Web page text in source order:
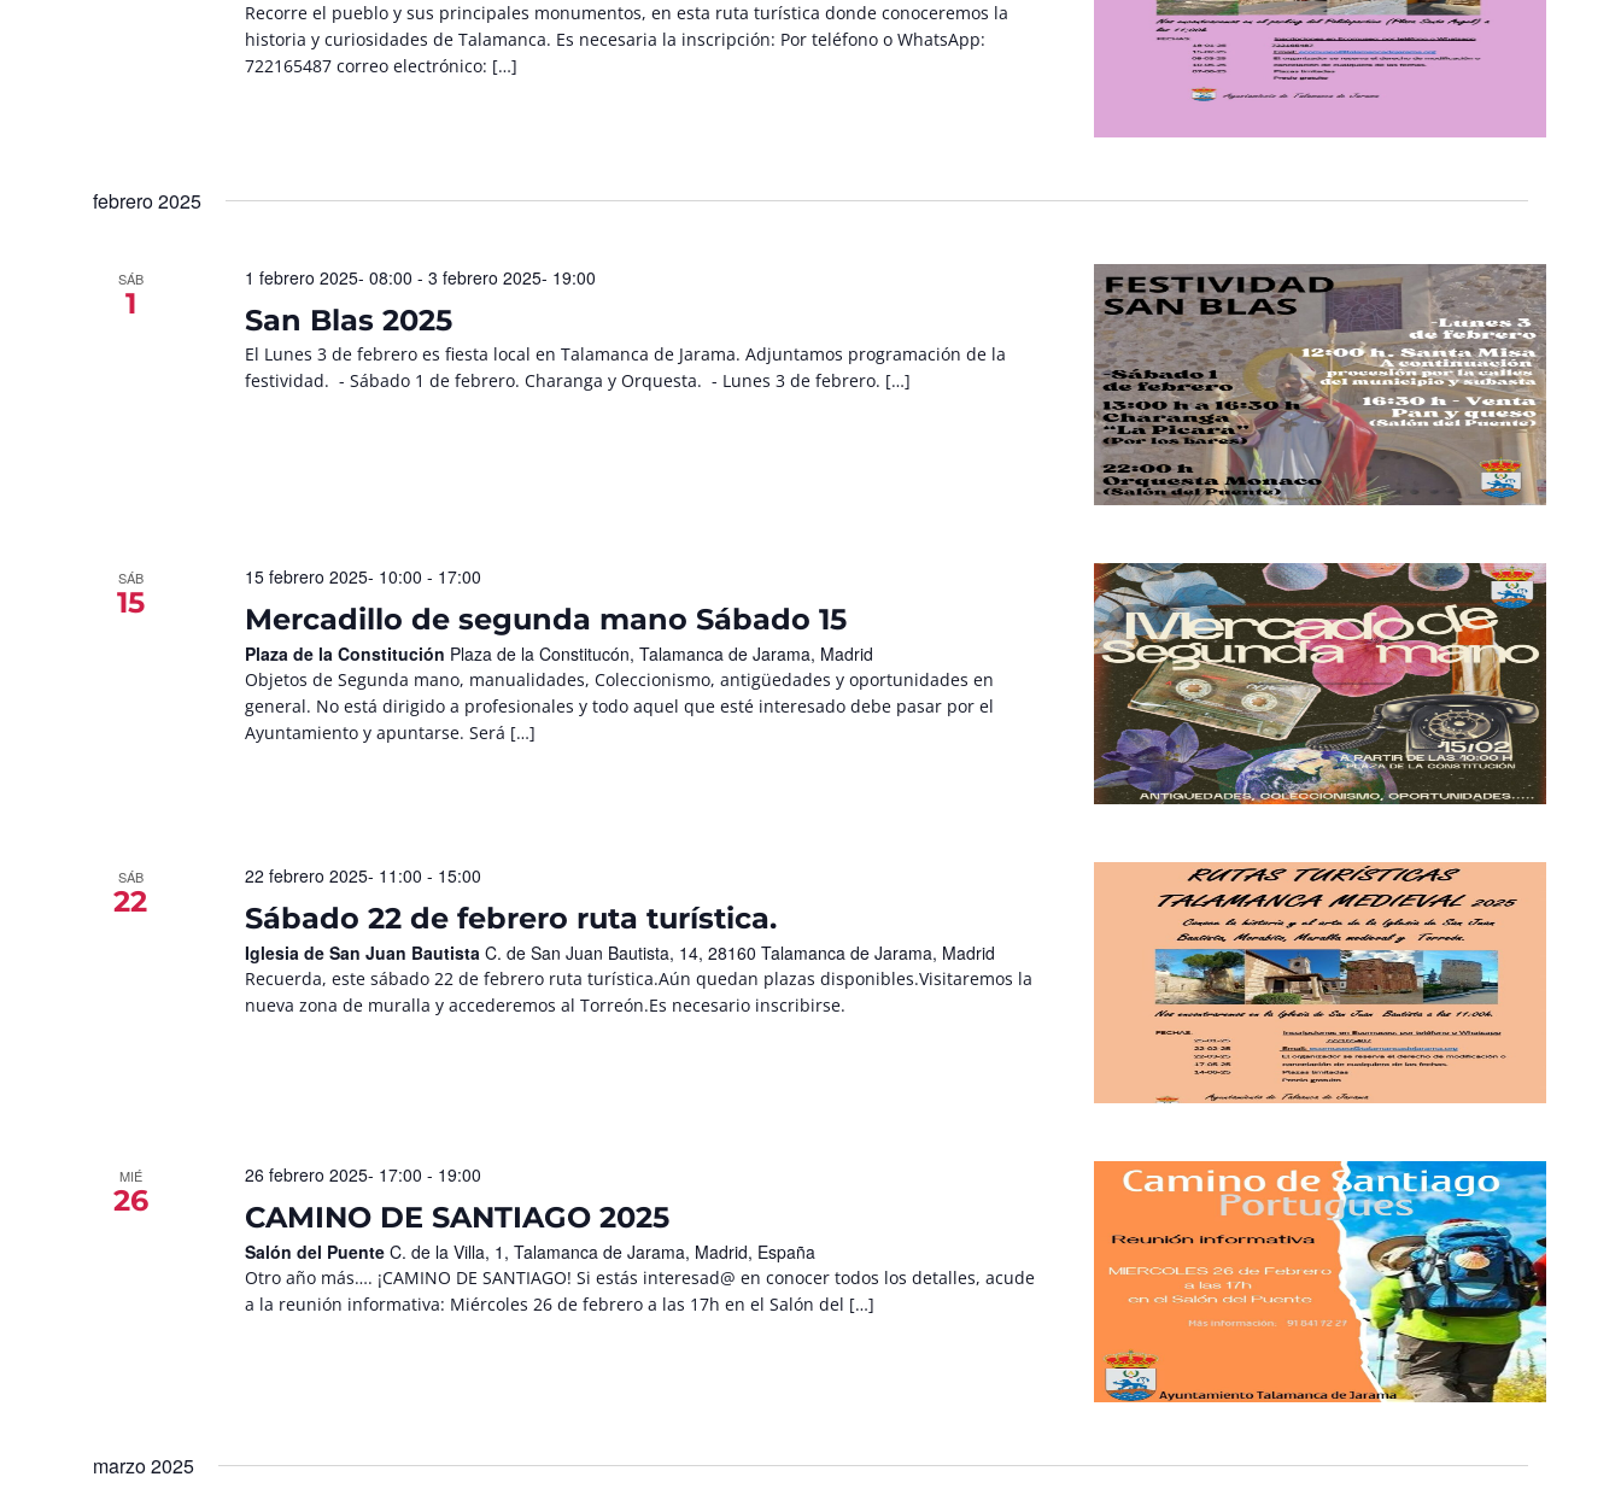
Recorre el pueblo y sus principales monumentos, en esta ruta turística donde conoceremos la
historia y curiosidades de Talamanca. Es necesaria la inscripción: Por teléfono o WhatsApp:
722165487 correo electrónico: […]
febrero 2025
SÁB
1 San Blas 2025
1 febrero 2025- 08:00 - 3 febrero 2025- 19:00
El Lunes 3 de febrero es fiesta local en Talamanca de Jarama. Adjuntamos programación de la
festividad. - Sábado 1 de febrero. Charanga y Orquesta. - Lunes 3 de febrero. […]
SÁB
15 Mercadillo de segunda mano Sábado 15
15 febrero 2025- 10:00 - 17:00
Plaza de la Constitución Plaza de la Constitucón, Talamanca de Jarama, Madrid
Objetos de Segunda mano, manualidades, Coleccionismo, antigüedades y oportunidades en
general. No está dirigido a profesionales y todo aquel que esté interesado debe pasar por el
Ayuntamiento y apuntarse. Será […]
SÁB
22 Sábado 22 de febrero ruta turística.
22 febrero 2025- 11:00 - 15:00
Iglesia de San Juan Bautista C. de San Juan Bautista, 14, 28160 Talamanca de Jarama, Madrid
Recuerda, este sábado 22 de febrero ruta turística.Aún quedan plazas disponibles.Visitaremos la
nueva zona de muralla y accederemos al Torreón.Es necesario inscribirse.
MIÉ
26 CAMINO DE SANTIAGO 2025
26 febrero 2025- 17:00 - 19:00
Salón del Puente C. de la Villa, 1, Talamanca de Jarama, Madrid, España
Otro año más…. ¡CAMINO DE SANTIAGO! Si estás interesad@ en conocer todos los detalles, acude
a la reunión informativa: Miércoles 26 de febrero a las 17h en el Salón del […]
marzo 2025